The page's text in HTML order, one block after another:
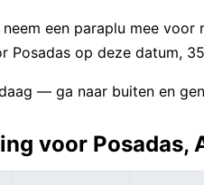
een paraplu mee
op deze datum,
— ga naar buiten en
voor